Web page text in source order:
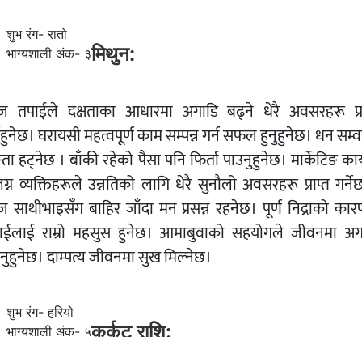
शुभ रंग- रातो
भाग्यशाली अंक- ३मिथुन:
दक्षताका आधारमा अगाडि बढ्ने धेरै अवसरहरू
घरायसी महत्वपूर्ण काम सम्पन्न गर्न सफल हुनुहुनेछ। धन
हट्नेछ । बाँकी रहेको पैसा पनि फिर्ता पाउनुहुनेछ। मार्केटिङ
व्यक्तिहरूले उन्नतिको लागि धेरै सुनौलो अवसरहरू प्राप्त
बाहिर जाँदा मन प्रसन्न रहनेछ। पूर्ण निद्राको
राम्रो महसुस हुनेछ। आमाबुवाको सहयोगले जीवनमा
दाम्पत्य जीवनमा सुख मिल्नेछ।
शुभ रंग- हरियो
भाग्यशाली अंक- ५कर्कट राशि: